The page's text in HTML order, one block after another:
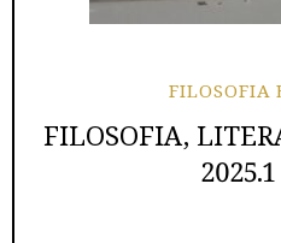
FILOSOFIA
FILOSOFIA,